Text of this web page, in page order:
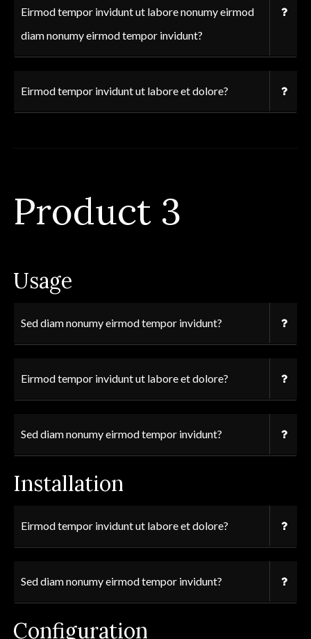
Eirmod tempor invidunt ut labore nonumy eirmod
diam nonumy eirmod tempor invidunt?
Eirmod tempor invidunt ut labore et dolore?
Product 3
Usage
Sed diam nonumy eirmod tempor invidunt?
Eirmod tempor invidunt ut labore et dolore?
Sed diam nonumy eirmod tempor invidunt?
Installation
Eirmod tempor invidunt ut labore et dolore?
Sed diam nonumy eirmod tempor invidunt?
Configuration